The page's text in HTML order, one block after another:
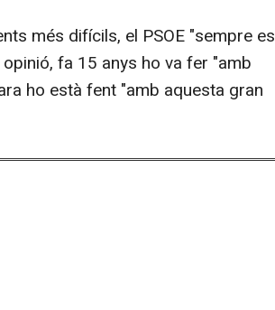
més difícils, el PSOE "sempre es
fa 15 anys ho va fer "amb
ho està fent "amb aquesta gran